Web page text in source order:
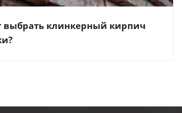
выбрать клинкерный кирпич